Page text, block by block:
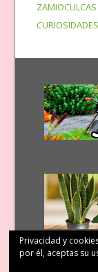
Privacidad y
por él, aceptas su